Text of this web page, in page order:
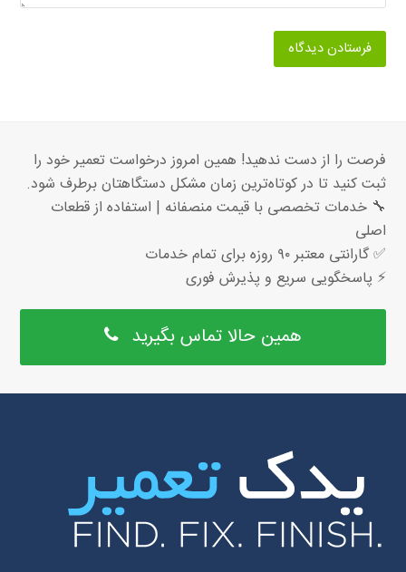
فرصت را از دست ندهید! همین امروز درخواست تعمیر خود را
ثبت کنید تا در کوتاه‌ترین زمان مشکل دستگاهتان برطرف شود.
🔧 خدمات تخصصی با قیمت منصفانه | استفاده از قطعات
اصلی
✅ گارانتی معتبر ۹۰ روزه برای تمام خدمات
⚡ پاسخگویی سریع و پذیرش فوری
همین حالا تماس بگیرید